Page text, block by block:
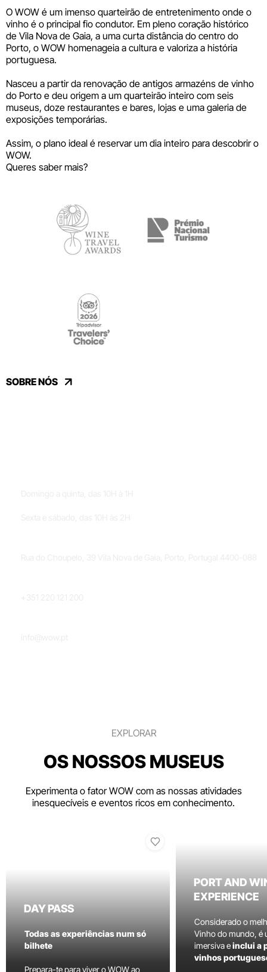
O WOW é um imenso quarteirão de entretenimento onde o
vinho é o principal fio condutor. Em pleno coração histórico
de Vila Nova de Gaia, a uma curta distância do centro do
Porto, o WOW homenageia a cultura e valoriza a história
portuguesa.
Nasceu a partir da renovação de antigos armazéns de vinho
do Porto e deu origem a um quarteirão inteiro com seis
museus, doze restaurantes e bares, lojas e uma galeria de
exposições temporárias.
Assim, o plano ideal é reservar um dia inteiro para descobrir o
WOW.
Queres saber mais?
SOBRE NÓS
EXPLORAR
OS NOSSOS MUSEUS
Experimenta o fator WOW com as nossas atividades
inesquecíveis e eventos ricos em conhecimento.
DAY PASS
Todas as experiências num só
bilhete
Prepara-te para viver o WOW ao
PORT AND
EXPERIENCE
Considerado o
Vinho do mundo, é
imersiva einclui a
vinhos